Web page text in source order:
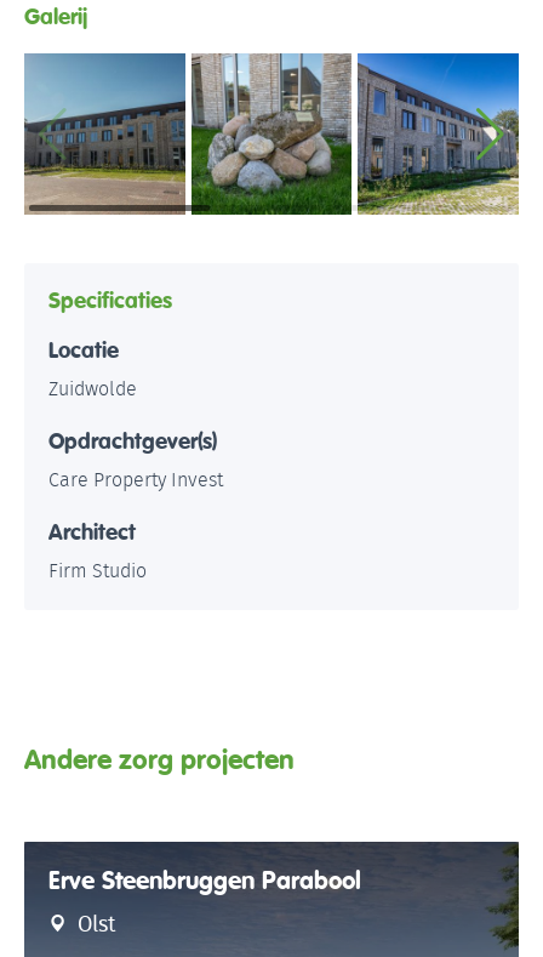
Galerij
Specificaties
Locatie
Zuidwolde
Opdrachtgever(s)
Care Property Invest
Architect
Firm Studio
Andere zorg projecten
Erve Steenbruggen Parabool
Olst